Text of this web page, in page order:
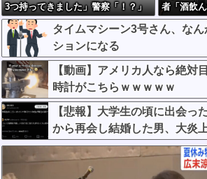
3つ持ってきました」警察「！？」
自衛隊「！？」→結果w w w w w w
w w
者「酒飲
タイムマシーン3号さん、な
ションになる
【動画】アメリカ人なら絶対
時計がこちらｗｗｗｗｗ
【悲報】大学生の頃に出会っ
から再会し結婚した男、大炎